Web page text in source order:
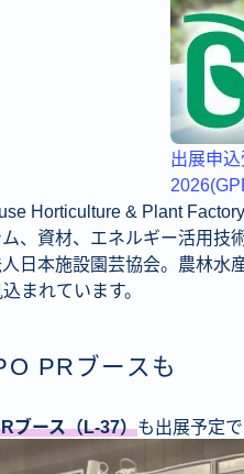
出展申
Horticulture & Plant
、資材、エネルギー活用技
日本施設園芸協会。農林水
まれています。
PRブースも
ブース（L-37）も出展予定で